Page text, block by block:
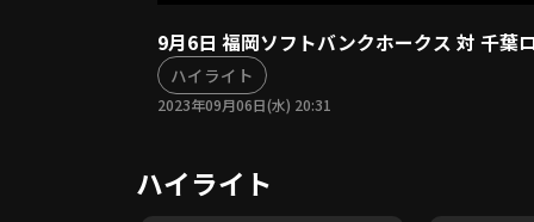
9月6日 福岡ソフトバンクホークス 対 千葉
ハイライト
2023年09月06日(水) 20:31
ハイライト